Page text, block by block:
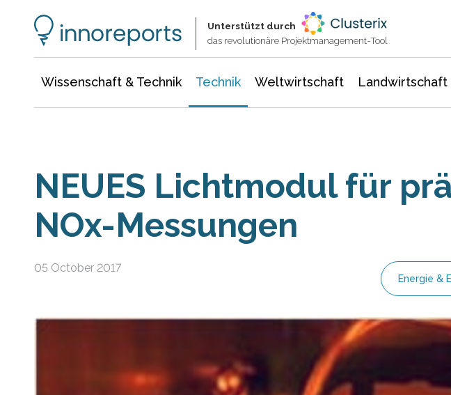
Unterstützt durch
das revolutionäre Projektmanagement-Tool
Wissenschaft & Technik Technik Weltwirtschaft
NEUES Lichtmodul für
NOx-Messungen
05 October 2017
Energie &